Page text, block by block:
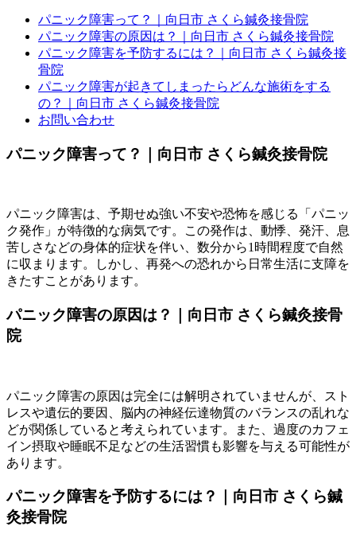
パニック障害って？｜向日市 さくら鍼灸接骨院
パニック障害の原因は？｜向日市 さくら鍼灸接骨院
パニック障害を予防するには？｜向日市 さくら鍼灸接
骨院
パニック障害が起きてしまったらどんな施術をする
の？｜向日市 さくら鍼灸接骨院
お問い合わせ
パニック障害って？｜向日市 さくら鍼灸接骨院
パニック障害は、予期せぬ強い不安や恐怖を感じる「パニッ
ク発作」が特徴的な病気です。この発作は、動悸、発汗、息
苦しさなどの身体的症状を伴い、数分から1時間程度で自然
に収まります。しかし、再発への恐れから日常生活に支障を
きたすことがあります。
パニック障害の原因は？｜向日市 さくら鍼灸接骨
院
パニック障害の原因は完全には解明されていませんが、スト
レスや遺伝的要因、脳内の神経伝達物質のバランスの乱れな
どが関係していると考えられています。また、過度のカフェ
イン摂取や睡眠不足などの生活習慣も影響を与える可能性が
あります。
パニック障害を予防するには？｜向日市 さくら鍼
灸接骨院